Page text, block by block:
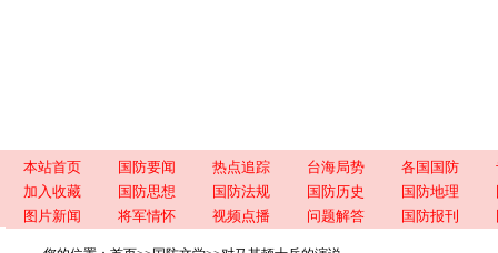
本站首页 国防要闻 热点追踪 台海局势 各国国防
加入收藏
国防思想 国防法规 国防历史 国防地理
图片新闻
将军情怀 视频点播 问题解答 国防报刊